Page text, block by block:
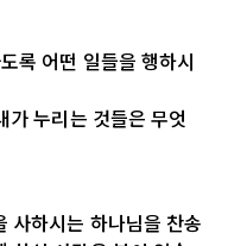
록 어떤 일들을 행하시
가 누리는 것들은 무엇
사하시는 하나님을 찬송